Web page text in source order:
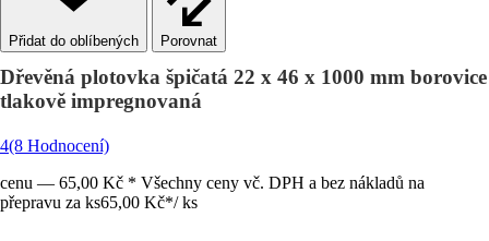
Porovnat
Dřevěná plotovka špičatá 22 x 46 x 1000 mm borovice
tlakově impregnovaná
4(8 Hodnocení)
cenu — 65,00 Kč * Všechny ceny vč. DPH a bez nákladů na
přepravu za ks65,00 Kč*/ ks